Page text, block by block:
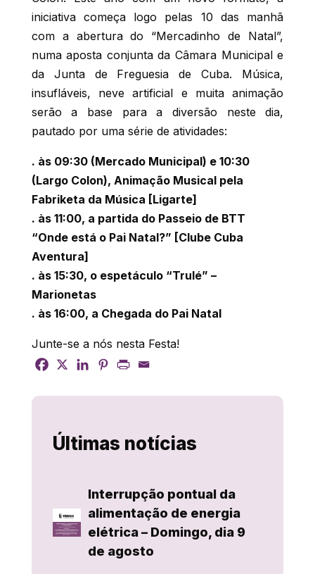
iniciativa começa logo pelas 10 das manhã
com a abertura do “Mercadinho de Natal”,
numa aposta conjunta da Câmara Municipal e
da Junta de Freguesia de Cuba. Música,
insufláveis, neve artificial e muita animação
serão a base para a diversão neste dia,
pautado por uma série de atividades:
. às 09:30 (Mercado Municipal) e 10:30
(Largo Colon), Animação Musical pela
Fabriketa da Música [Ligarte]
. às 11:00, a partida do Passeio de BTT
“Onde está o Pai Natal?” [Clube Cuba
Aventura]
. às 15:30, o espetáculo “Trulé” –
Marionetas
. às 16:00, a Chegada do Pai Natal
Junte-se a nós nesta Festa!
Últimas notícias
Interrupção pontual da
alimentação de energia
elétrica – Domingo, dia 9
de agosto